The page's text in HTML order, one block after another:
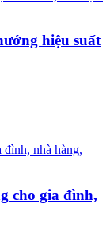
hiệu suất
cho gia đình,